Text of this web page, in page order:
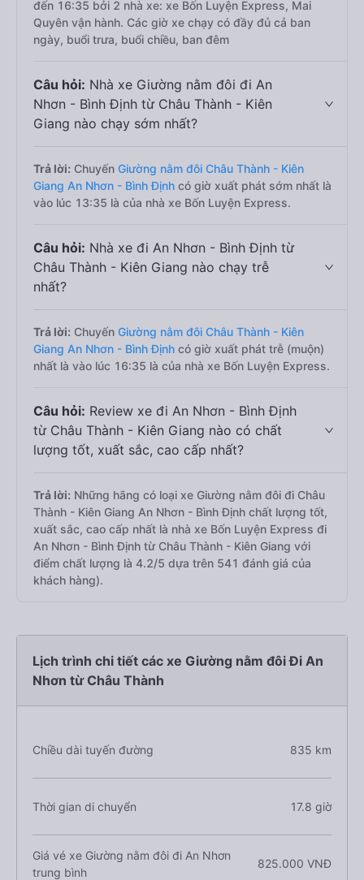
đến 16:35 bởi 2 nhà xe: xe Bốn Luyện Express, Mai
Quyên vận hành. Các giờ xe chạy có đầy đủ cả ban
ngày, buổi trưa, buổi chiều, ban đêm
Câu hỏi: Nhà xe Giường nằm đôi đi An
Nhơn - Bình Định từ Châu Thành - Kiên
Giang nào chạy sớm nhất?
Trả lời: Chuyến Giường nằm đôi Châu Thành - Kiên
Giang An Nhơn - Bình Định có giờ xuất phát sớm nhất là
vào lúc 13:35 là của nhà xe Bốn Luyện Express.
Câu hỏi: Nhà xe đi An Nhơn - Bình Định từ
Châu Thành - Kiên Giang nào chạy trễ
nhất?
Trả lời: Chuyến Giường nằm đôi Châu Thành - Kiên
Giang An Nhơn - Bình Định có giờ xuất phát trễ (muộn)
nhất là vào lúc 16:35 là của nhà xe Bốn Luyện Express.
Câu hỏi: Review xe đi An Nhơn - Bình Định
từ Châu Thành - Kiên Giang nào có chất
lượng tốt, xuất sắc, cao cấp nhất?
Trả lời: Những hãng có loại xe Giường nằm đôi đi Châu
Thành - Kiên Giang An Nhơn - Bình Định chất lượng tốt,
xuất sắc, cao cấp nhất là nhà xe Bốn Luyện Express đi
An Nhơn - Bình Định từ Châu Thành - Kiên Giang với
điểm chất lượng là 4.2/5 dựa trên 541 đánh giá của
khách hàng).
Lịch trình chi tiết các xe Giường nằm đôi Đi An
Nhơn từ Châu Thành
Chiều dài tuyến đường 835 km
Thời gian di chuyển 17.8 giờ
Giá vé xe Giường nằm đôi đi An Nhơn
trung bình
825.000 VNĐ